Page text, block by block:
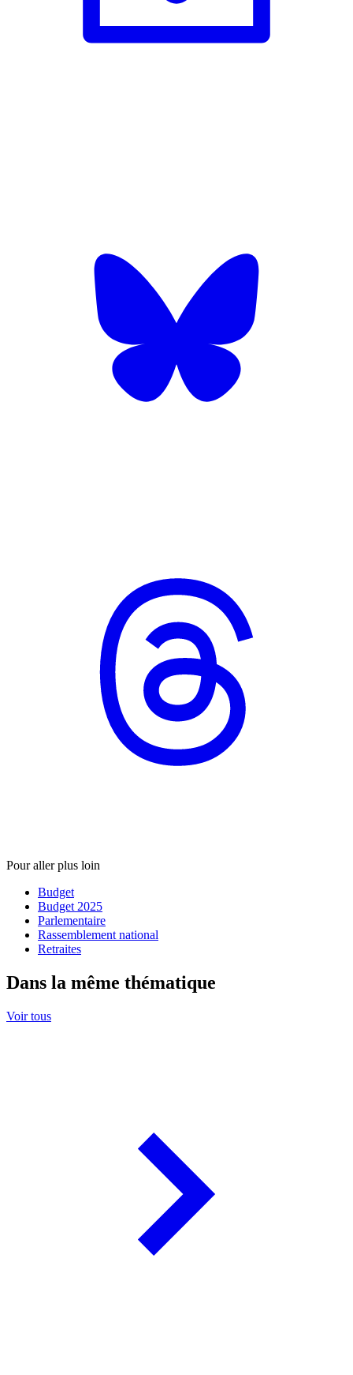
Pour aller plus loin
Budget
Budget 2025
Parlementaire
Rassemblement national
Retraites
Dans la même thématique
Voir tous